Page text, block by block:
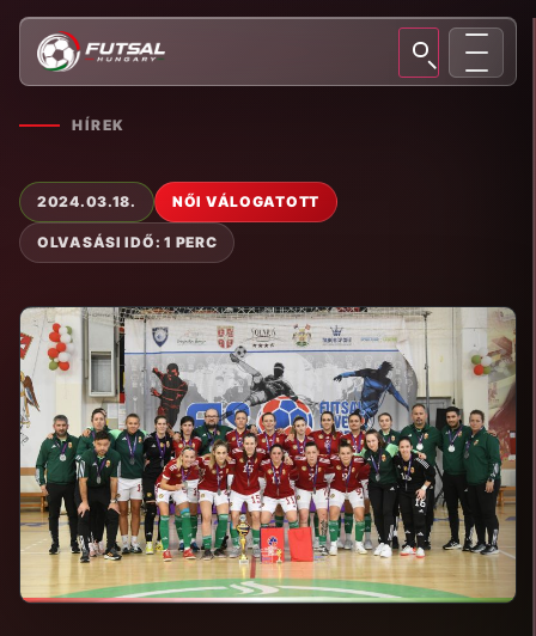
HÍREK
2024.03.18. NŐI VÁLOGATOTT
OLVASÁSI IDŐ: 1 PERC